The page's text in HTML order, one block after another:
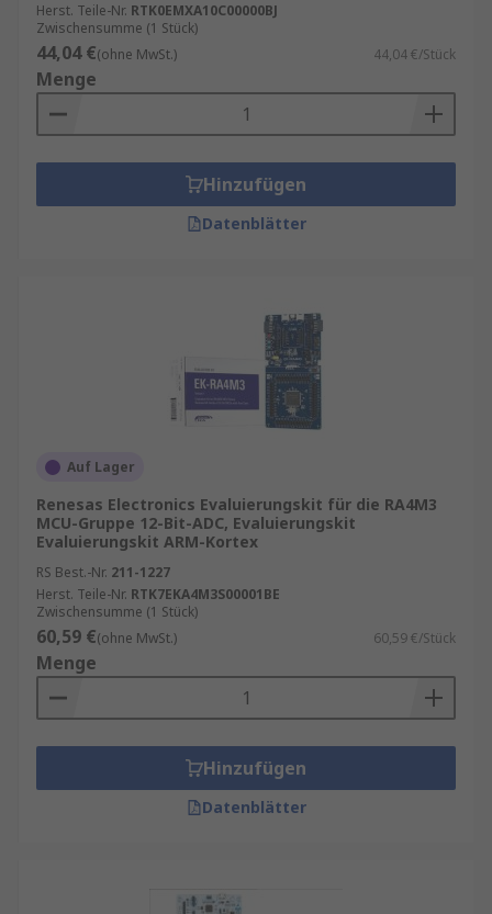
Herst. Teile-Nr. RTK0EMXA10C00000BJ
Zwischensumme (1 Stück)
44,04 €(ohne MwSt.) 44,04 €/Stück
Menge
Hinzufügen
Datenblätter
Auf Lager
Renesas Electronics Evaluierungskit für die RA4M3
MCU-Gruppe 12-Bit-ADC, Evaluierungskit
Evaluierungskit ARM-Kortex
RS Best.-Nr. 211-1227
Herst. Teile-Nr. RTK7EKA4M3S00001BE
Zwischensumme (1 Stück)
60,59 €(ohne MwSt.) 60,59 €/Stück
Menge
Hinzufügen
Datenblätter